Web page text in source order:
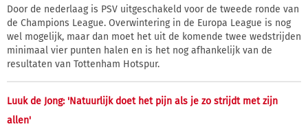
Door de nederlaag is PSV uitgeschakeld voor de tweede ronde van
de Champions League. Overwintering in de Europa League is nog
wel mogelijk, maar dan moet het uit de komende twee wedstrijden
minimaal vier punten halen en is het nog afhankelijk van de
resultaten van Tottenham Hotspur.
Luuk de Jong: 'Natuurlijk doet het pijn als je zo strijdt met zijn
allen'